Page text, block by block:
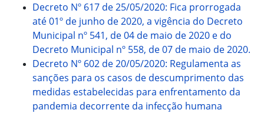
Decreto Nº 617 de 25/05/2020: Fica prorrogada
até 01º de junho de 2020, a vigência do Decreto
Municipal nº 541, de 04 de maio de 2020 e do
Decreto Municipal nº 558, de 07 de maio de 2020.
Decreto Nº 602 de 20/05/2020: Regulamenta as
sanções para os casos de descumprimento das
medidas estabelecidas para enfrentamento da
pandemia decorrente da infecção humana